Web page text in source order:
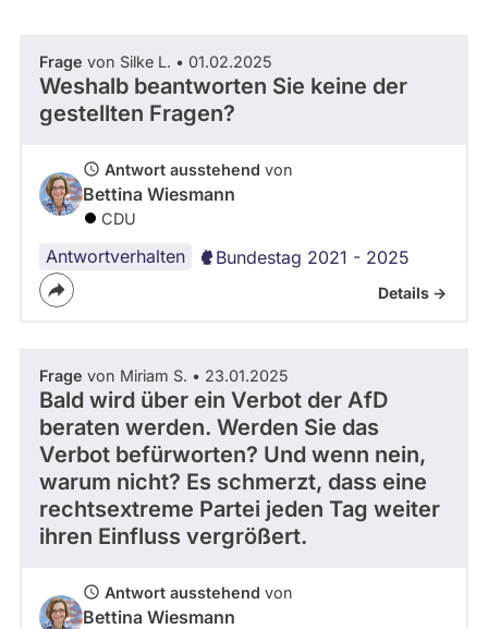
befragt
werden.
Thema
- Alle -
Frage von Silke L. • 01.02.2025
Weshalb beantworten Sie keine der
gestellten Fragen?
Antwort ausstehend von
Bettina Wiesmann
CDU
Antwortverhalten Bundestag 2021 - 2025
Details ->
Frage von Miriam S. • 23.01.2025
Bald wird über ein Verbot der AfD
beraten werden. Werden Sie das
Verbot befürworten? Und wenn nein,
warum nicht? Es schmerzt, dass eine
rechtsextreme Partei jeden Tag weiter
ihren Einfluss vergrößert.
Antwort ausstehend von
Bettina Wiesmann